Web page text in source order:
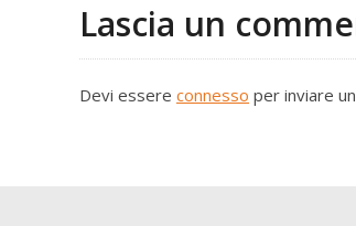
Lascia un
Devi essere connesso per inviare